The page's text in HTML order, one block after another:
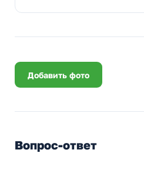
Добавить фото
Вопрос-ответ